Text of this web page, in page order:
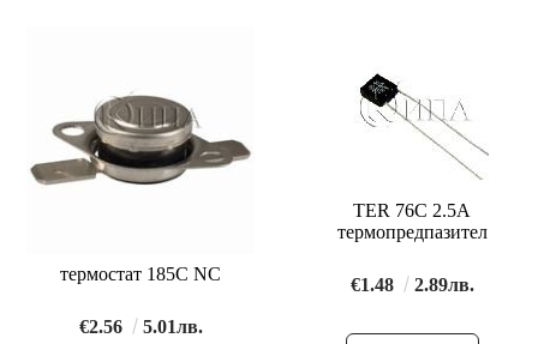
термостат 185C NC
€2.56 5.01лв.
TER 76C 2.5A
термопредпазител
€1.48 2.89лв.